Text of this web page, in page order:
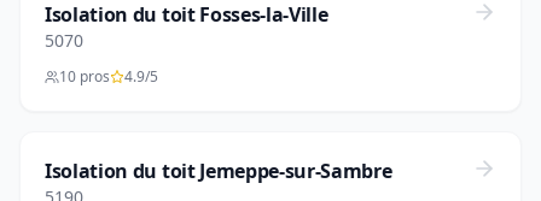
Isolation du toit Fosses-la-Ville
5070
10 pros 4.9/5
Isolation du toit Jemeppe-sur-Sambre